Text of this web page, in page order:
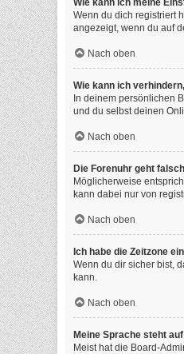
Wie kann ich meine
Wenn du dich registriert
angezeigt, wenn du auf
Nach oben
Wie kann ich
In deinem persönlichen
und du selbst deinen
Nach oben
Die Forenuhr geht
Möglicherweise
kann dabei nur von
Nach oben
Ich habe die Zeitzone
Wenn du dir sicher bist,
kann.
Nach oben
Meine Sprache steht
Meist hat die Board-